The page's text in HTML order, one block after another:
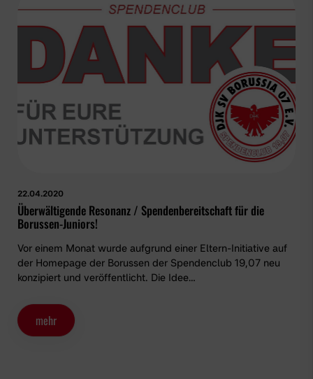
22.04.2020
Überwältigende Resonanz / Spendenbereitschaft für die
Borussen-Juniors!
Vor einem Monat wurde aufgrund einer Eltern-Initiative auf
der Homepage der Borussen der Spendenclub 19,07 neu
konzipiert und veröffentlicht. Die Idee…
mehr